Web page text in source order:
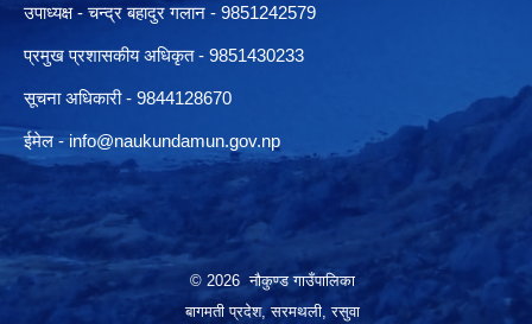
उपाध्यक्ष - चन्द्र बहादुर गलान - 9851242579
प्रमुख प्रशासकीय अधिकृत - 9851430233
सूचना अधिकारी - 9844128670
ईमेल - info@naukundamun.gov.np
© 2026 नौकुण्ड गाउँपालिका
बागमती प्रदेश, सरमथली, रसुवा